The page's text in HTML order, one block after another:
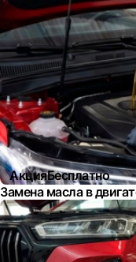
АкцияБесплатно
Замена масла в